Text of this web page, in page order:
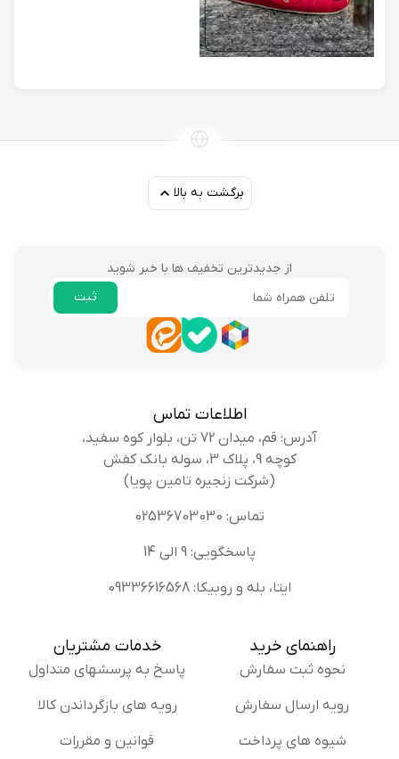
برگشت به بالا
از جدیدترین تخفیف ها با خبر شوید
ایمیل
ثبت
اطلاعات تماس
آدرس: قم، میدان 72 تن، بلوار کوه سفید،
کوچه 9، پلاک 3، سوله بانک کفش
(شرکت زنجیره تامین پویا)
تماس: 02536703030
پاسخگویی: 9 الی 14
ایتا، بله و روبیکا: 09336616568
راهنمای خرید
نحوه ثبت سفارش
رویه ارسال سفارش
شیوه های پرداخت
خدمات مشتریان
پاسخ به پرسشهای متداول
رویه های بازگرداندن کالا
قوانین و مقررات